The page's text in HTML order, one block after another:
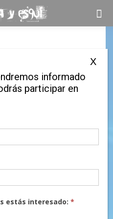
más
informado
participar en
estás interesado:*
X